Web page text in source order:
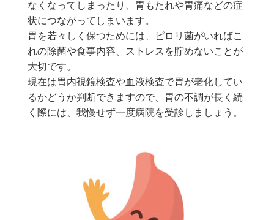
なくなってしまったり、胃もたれや胃痛などの症
状につながってしまいます。
胃を若々しく保つためには、ピロリ菌がいればこ
れの除菌や食事内容、ストレスを貯めないことが
大切です。
現在は胃内視鏡検査や血液検査で胃が老化してい
るかどうか判断できますので、胃の不調が長く続
く際には、我慢せず一度病院を受診しましょう。